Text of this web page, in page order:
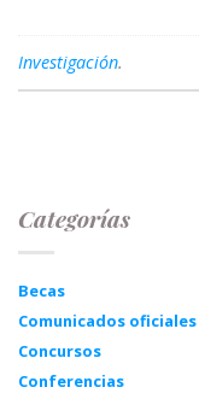
Investigación.
Categorías
Becas
Comunicados oficiales
Concursos
Conferencias